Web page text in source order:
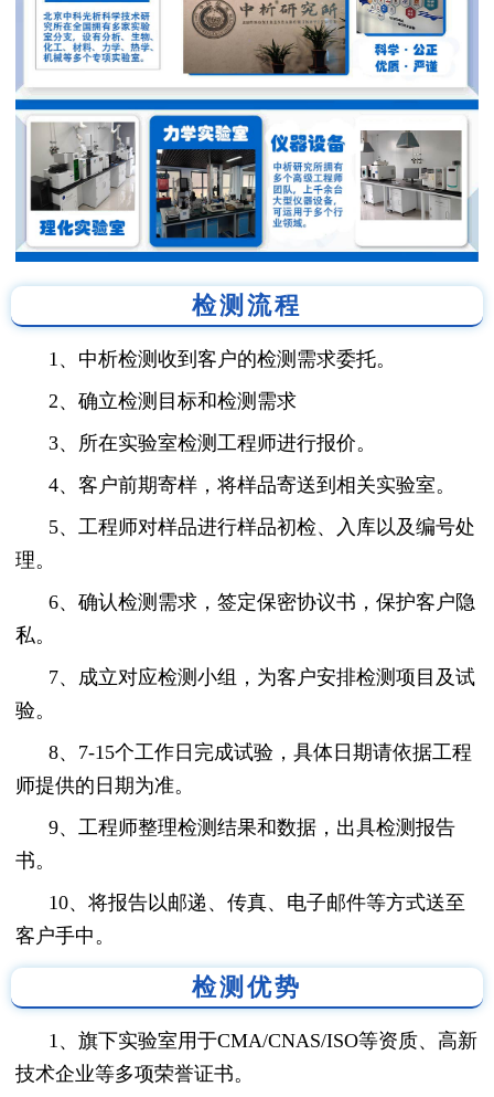
检测流程
1、中析检测收到客户的检测需求委托。
2、确立检测目标和检测需求
3、所在实验室检测工程师进行报价。
4、客户前期寄样，将样品寄送到相关实验室。
5、工程师对样品进行样品初检、入库以及编号处
理。
6、确认检测需求，签定保密协议书，保护客户隐
私。
7、成立对应检测小组，为客户安排检测项目及试
验。
8、7-15个工作日完成试验，具体日期请依据工程
师提供的日期为准。
9、工程师整理检测结果和数据，出具检测报告
书。
10、将报告以邮递、传真、电子邮件等方式送至
客户手中。
检测优势
1、旗下实验室用于CMA/CNAS/ISO等资质、高新
技术企业等多项荣誉证书。